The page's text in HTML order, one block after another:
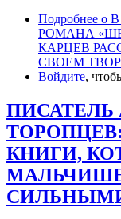
Подробнее о
РОМАНА
КАРЦЕВ
СВОЕМ
Войдите,
ПИСАТЕЛЬ
КНИГИ,